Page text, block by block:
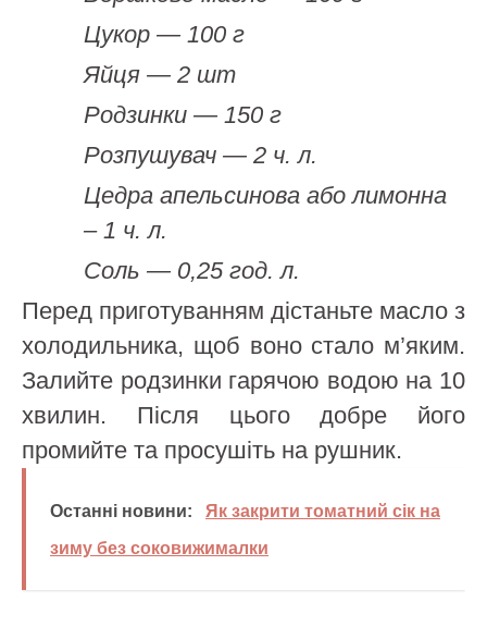
Цукор — 100 г
Яйця — 2 шт
Родзинки — 150 г
Розпушувач — 2 ч. л.
Цедра апельсинова або лимонна
– 1 ч. л.
Соль — 0,25 год. л.
Перед приготуванням дістаньте масло з
холодильника, щоб воно стало м’яким.
Залийте родзинки гарячою водою на 10
хвилин. Після цього добре його
промийте та просушіть на рушник.
Останні новини:
Як закрити томатний сік на
зиму без соковижималки